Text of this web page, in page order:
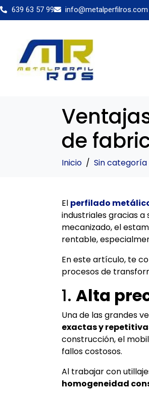
639 63 57 99 info@metalperfilros.com
de
Inicio Sin categoría
El perfilado
industriales gracias
mecanizado, el
rentable,
En este artículo, te
procesos de
1. Alta
Una de las grandes
exactas y
construcción, el
fallos costosos.
Al trabajar con
homogeneidad